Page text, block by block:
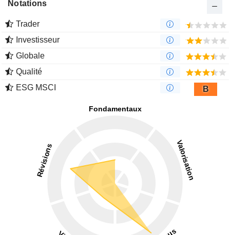
Notations
Trader
Investisseur
Globale
Qualité
ESG MSCI
B